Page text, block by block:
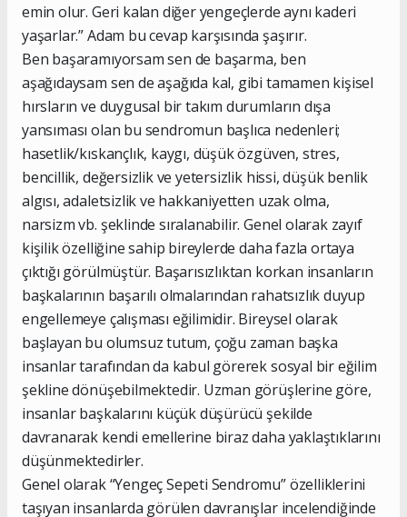
emin olur. Geri kalan diğer yengeçlerde aynı kaderi
yaşarlar.” Adam bu cevap karşısında şaşırır.
Ben başaramıyorsam sen de başarma, ben
aşağıdaysam sen de aşağıda kal, gibi tamamen kişisel
hırsların ve duygusal bir takım durumların dışa
yansıması olan bu sendromun başlıca nedenleri;
hasetlik/kıskançlık, kaygı, düşük özgüven, stres,
bencillik, değersizlik ve yetersizlik hissi, düşük benlik
algısı, adaletsizlik ve hakkaniyetten uzak olma,
narsizm vb. şeklinde sıralanabilir. Genel olarak zayıf
kişilik özelliğine sahip bireylerde daha fazla ortaya
çıktığı görülmüştür. Başarısızlıktan korkan insanların
başkalarının başarılı olmalarından rahatsızlık duyup
engellemeye çalışması eğilimidir. Bireysel olarak
başlayan bu olumsuz tutum, çoğu zaman başka
insanlar tarafından da kabul görerek sosyal bir eğilim
şekline dönüşebilmektedir. Uzman görüşlerine göre,
insanlar başkalarını küçük düşürücü şekilde
davranarak kendi emellerine biraz daha yaklaştıklarını
düşünmektedirler.
Genel olarak “Yengeç Sepeti Sendromu” özelliklerini
taşıyan insanlarda görülen davranışlar incelendiğinde